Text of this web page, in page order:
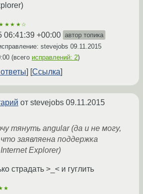
06:41:39 +00:00 автор топика
stevejobs 09.11.2015
(всего исправлений: 2)
Ссылка
от stevejobs 09.11.2015
тянуть angular (да и не могу,
заявляена поддержка
Explorer)
страдать >_< и гуглить